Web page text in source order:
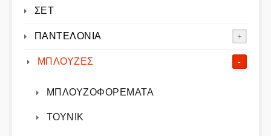
ΣΕΤ
ΠΑΝΤΕΛΟΝΙΑ
ΜΠΛΟΥΖΕΣ
ΜΠΛΟΥΖΟΦΟΡΕΜΑΤΑ
ΤΟΥΝΙΚ